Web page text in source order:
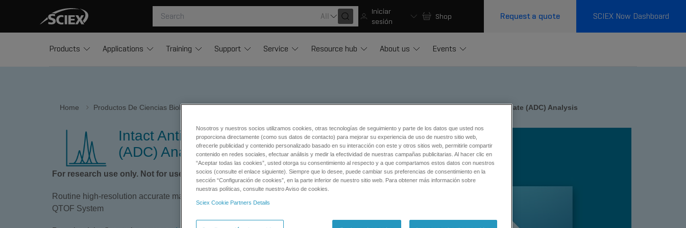
All
Iniciar
sesión
Shop Request a quote SCIEX Now Dashboard
Products Applications Training Support Service Resource hub About us Events
Home Productos De Ciencias Biológicas E Investigación Para Espectrometría De Masas Methods Intact Antibody Drug Conjugate (ADC) Analysis
Intact Antibody Drug Conjugate
(ADC) Analysis
For research use only. Not for use in diagnostic procedures.
Routine high-resolution accurate mass analysis of intact ADCs on the X500B
QTOF System
Nosotros y nuestros socios utilizamos cookies, otras tecnologías de seguimiento y parte de los datos que usted nos
proporciona directamente (como sus datos de contacto) para mejorar su experiencia de uso de nuestro sitio web,
ofrecerle publicidad y contenido personalizado basado en su interacción con este y otros sitios web, permitirle compartir
contenido en redes sociales, efectuar análisis y medir la efectividad de nuestras campañas publicitarias. Al hacer clic en
“Aceptar todas las cookies”, usted otorga su consentimiento al respecto y a que compartamos estos datos con nuestros
socios (consulte el enlace siguiente). Siempre que lo desee, puede cambiar sus preferencias de consentimiento en la
sección “Configuración de cookies”, en la parte inferior de nuestro sitio web. Para obtener más información sobre
nuestras políticas, consulte nuestro Aviso de cookies.
Sciex Cookie Partners Details